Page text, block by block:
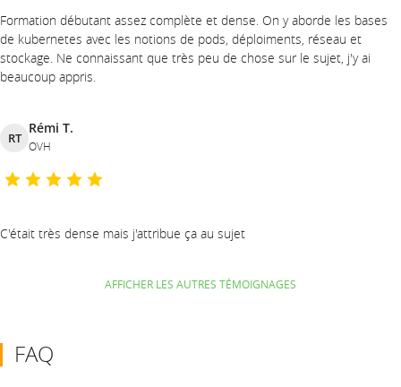
Formation débutant assez complète et dense. On y aborde les bases
de kubernetes avec les notions de pods, déploiments, réseau et
stockage. Ne connaissant que très peu de chose sur le sujet, j'y ai
beaucoup appris.
RT
Rémi T.
OVH
C'était très dense mais j'attribue ça au sujet
AFFICHER LES AUTRES TÉMOIGNAGES
FAQ